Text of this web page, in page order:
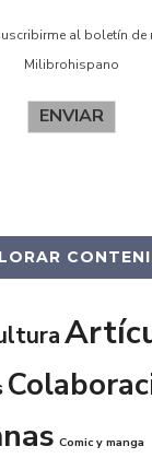
al boletín de
Milibrohispano
ENVIAR
Comic y manga